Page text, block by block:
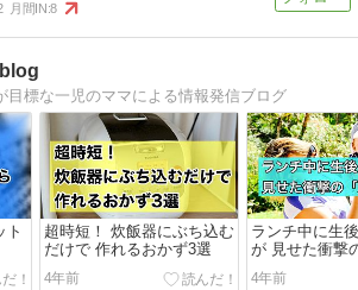
月間IN:8
目標な一児のママによる情報発信ブログ
ト
超時短！ 炊飯器にぶち込む
だけで 作れるおかず3選
4年前
ランチ中に生
が 見せた衝撃
4年前